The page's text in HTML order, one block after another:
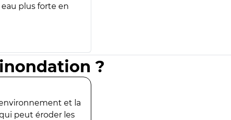
plus forte en
?
et la
peut éroder les